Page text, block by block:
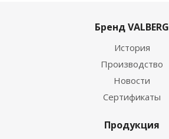
Бренд VALBERG
История
Производство
Новости
Сертификаты
Продукция